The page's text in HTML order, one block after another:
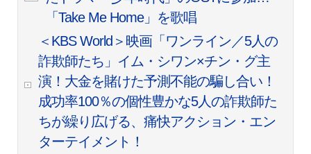
「Take Me Home」を歌唱
＜KBS World＞映画「ワンライン／5人の
詐欺師たち」イム・シワン×チン・グ主
演！大金を賭けた予測不能の騙し合い！
成功率100％の個性豊かな5人の詐欺師た
ちが繰り広げる、痛快アクション・エン
ターテイメント！